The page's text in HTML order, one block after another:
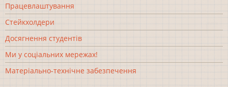
Працевлаштування
Стейкхолдери
Досягнення студентів
Ми у соціальних мережах!
Матеріально-технічне забезпечення